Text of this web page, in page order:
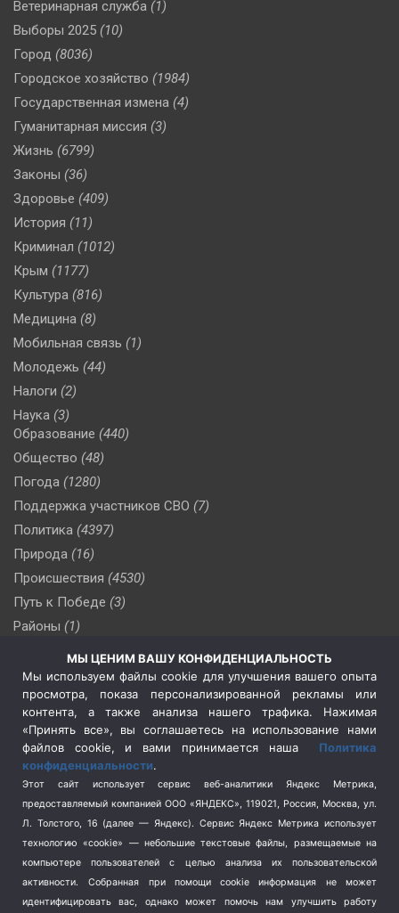
Ветеринарная служба (1)
Выборы 2025 (10)
Город (8036)
Городское хозяйство (1984)
Государственная измена (4)
Гуманитарная миссия (3)
Жизнь (6799)
Законы (36)
Здоровье (409)
История (11)
Криминал (1012)
Крым (1177)
Культура (816)
Медицина (8)
Мобильная связь (1)
Молодежь (44)
Налоги (2)
Наука (3)
Образование (440)
Общество (48)
Погода (1280)
Поддержка участников СВО (7)
Политика (4397)
Природа (16)
Происшествия (4530)
Путь к Победе (3)
Районы (1)
(510)
Сельское хозяйство (3)
Социальная политика
(3)
Спецоперация в Украине
Спецоперация на Украине
(404)
Спорт (740)
Терроризм (1)
Транспорт (262)
Туризм (178)
Флот (76)
МЫ ЦЕНИМ ВАШУ КОНФИДЕНЦИАЛЬНОСТЬ
Мы используем файлы cookie для улучшения вашего опыта
просмотра, показа персонализированной рекламы или
контента, а также анализа нашего трафика. Нажимая
«Принять все», вы соглашаетесь на использование нами
файлов cookie, и вами принимается наша Политика
конфиденциальности.
Этот сайт использует сервис веб-аналитики Яндекс Метрика,
предоставляемый компанией ООО «ЯНДЕКС», 119021, Россия, Москва, ул.
Л. Толстого, 16 (далее — Яндекс). Сервис Яндекс Метрика использует
технологию «cookie» — небольшие текстовые файлы, размещаемые на
компьютере пользователей с целью анализа их пользовательской
активности.
Собранная при помощи cookie информация не может
идентифицировать вас, однако может помочь нам улучшить работу